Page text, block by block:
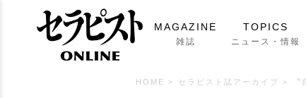
MAGAZINE
雑誌
TOPICS
ニュース・情報
HOME > セラピスト誌アーカイブ >